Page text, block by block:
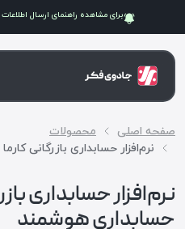
برای مشاهده راهنمای ارسال
صفحه اصلی
محصولات
نرم‌افزار حسابداری بازرگانی
نرم‌افزار حسابداری
حسابداری هوشمند